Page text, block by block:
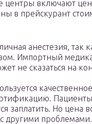
центры включают
в прейскурант
анестезия, так
Импортный
не сказаться на
Пациенты
заплатить. Но цена
другими